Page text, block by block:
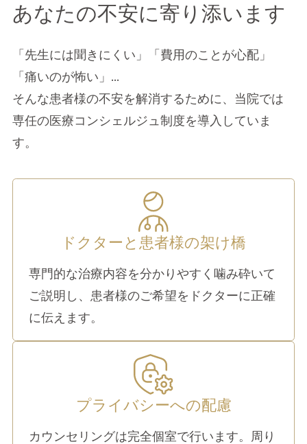
あなたの不安に寄り添います
「先生には聞きにくい」「費用のことが心配」
「痛いのが怖い」...
そんな患者様の不安を解消するために、当院では
専任の医療コンシェルジュ制度を導入していま
す。
ドクターと患者様の架け橋
専門的な治療内容を分かりやすく噛み砕いて
ご説明し、患者様のご希望をドクターに正確
に伝えます。
プライバシーへの配慮
カウンセリングは完全個室で行います。周り